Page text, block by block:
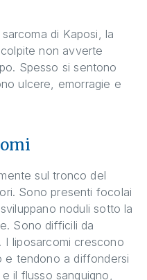
di Kaposi, la
non avverte
Spesso si sentono
ulcere, emorragie e
sul tronco del
Sono presenti focolai
noduli sotto la
Sono difficili da
I liposarcomi crescono
e tendono a diffondersi
il flusso sanguigno,